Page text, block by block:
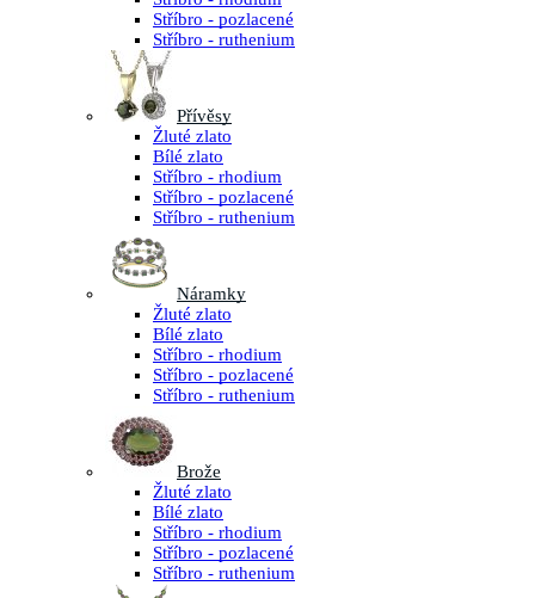
Stříbro - pozlacené
Stříbro - ruthenium
Přívěsy
Žluté zlato
Bílé zlato
Stříbro - rhodium
Stříbro - pozlacené
Stříbro - ruthenium
Náramky
Žluté zlato
Bílé zlato
Stříbro - rhodium
Stříbro - pozlacené
Stříbro - ruthenium
Brože
Žluté zlato
Bílé zlato
Stříbro - rhodium
Stříbro - pozlacené
Stříbro - ruthenium